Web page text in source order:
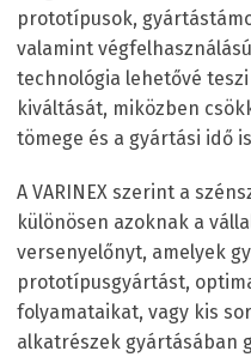
prototípusok,
valamint
technológia lehetővé
kiváltását, miközben
tömege és a gyártási idő
A VARINEX szerint a
különösen azoknak a
versenyelőnyt, amelyek
prototípusgyártást,
folyamataikat, vagy kis
alkatrészek gyártásában